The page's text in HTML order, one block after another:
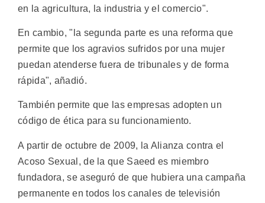
en la agricultura, la industria y el comercio".
En cambio, "la segunda parte es una reforma que
permite que los agravios sufridos por una mujer
puedan atenderse fuera de tribunales y de forma
rápida", añadió.
También permite que las empresas adopten un
código de ética para su funcionamiento.
A partir de octubre de 2009, la Alianza contra el
Acoso Sexual, de la que Saeed es miembro
fundadora, se aseguró de que hubiera una campaña
permanente en todos los canales de televisión